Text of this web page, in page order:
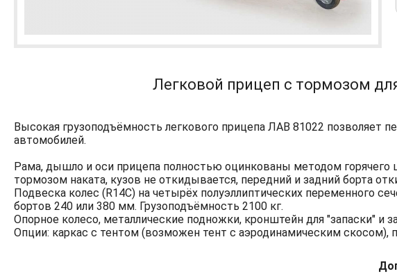
Легковой прицеп с тормозом
Высокая грузоподъёмность легкового прицепа ЛАВ 81022 позволяет
автомобилей.
Рама, дышло и оси прицепа полностью оцинкованы методом горячего
тормозом наката, кузов не откидывается, передний и задний борта
Подвеска колес (R14С) на четырёх полуэллиптических переменного
бортов 240 или 380 мм. Грузоподъёмность 2100 кг.
Опорное колесо, металлические подножки, кронштейн для "запаски" и
Опции: каркас с тентом (возможен тент с аэродинамическим скосом),